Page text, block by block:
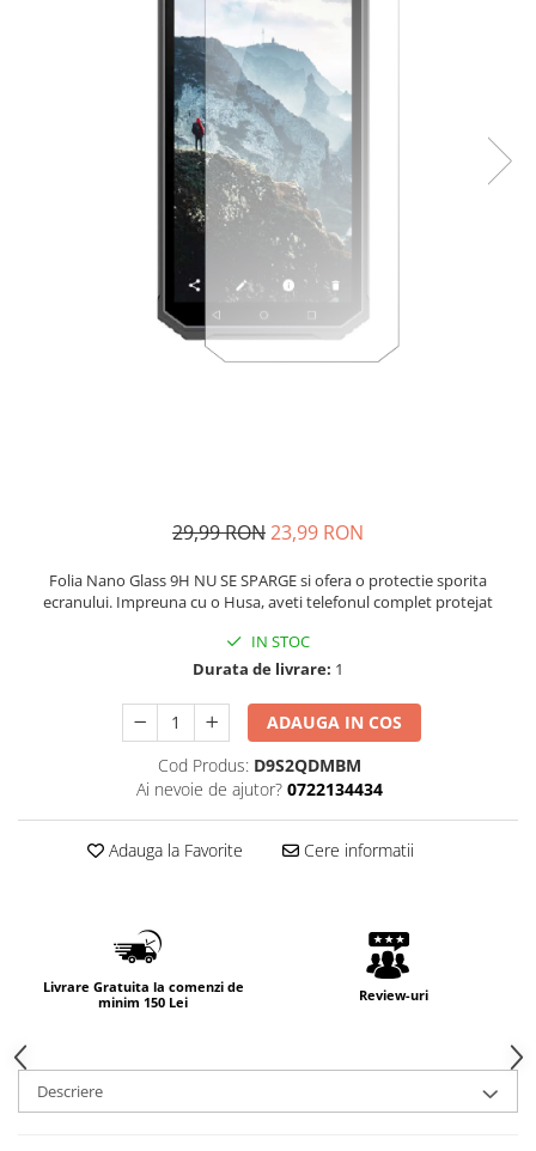
29,99 RON23,99 RON
Folia Nano Glass 9H NU SE SPARGE si ofera o protectie sporita
ecranului. Impreuna cu o Husa, aveti telefonul complet protejat
IN STOC
Durata de livrare: 1
ADAUGA IN COS
Cod Produs: D9S2QDMBM
Ai nevoie de ajutor? 0722134434
Adauga la Favorite Cere informatii
Livrare Gratuita la comenzi de
minim 150 Lei
Review-uri
Descriere